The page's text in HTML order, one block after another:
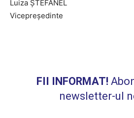
Luiza ȘTEFĂNEL
Vicepreședinte
FII INFORMAT!
newsletter-ul